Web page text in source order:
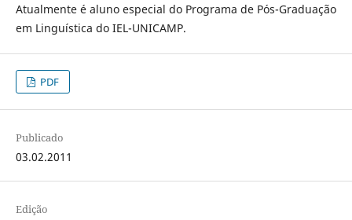
Atualmente é aluno especial do Programa de Pós-Graduação
em Linguística do IEL-UNICAMP.
PDF
Publicado
03.02.2011
Edição